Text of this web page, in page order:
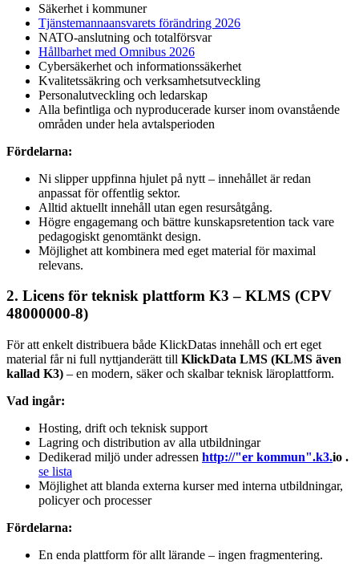
Säkerhet i kommuner
Tjänstemannaansvarets förändring 2026
NATO-anslutning och totalförsvar
Hållbarhet med Omnibus 2026
Cybersäkerhet och informationssäkerhet
Kvalitetssäkring och verksamhetsutveckling
Personalutveckling och ledarskap
Alla befintliga och nyproducerade kurser inom ovanstående
områden under hela avtalsperioden
Fördelarna:
Ni slipper uppfinna hjulet på nytt – innehållet är redan
anpassat för offentlig sektor.
Alltid aktuellt innehåll utan egen resursåtgång.
Högre engagemang och bättre kunskapsretention tack vare
pedagogiskt genomtänkt design.
Möjlighet att kombinera med eget material för maximal
relevans.
2. Licens för teknisk plattform K3 – KLMS (CPV
48000000-8)
För att enkelt distribuera både KlickDatas innehåll och ert eget
material får ni full nyttjanderätt till KlickData LMS (KLMS även
kallad K3) – en modern, säker och skalbar teknisk läroplattform.
Vad ingår:
Hosting, drift och teknisk support
Lagring och distribution av alla utbildningar
Dedikerad miljö under adressen http://"er kommun".k3.io .
se lista
Möjlighet att blanda externa kurser med interna utbildningar,
policyer och processer
Fördelarna:
En enda plattform för allt lärande – ingen fragmentering.